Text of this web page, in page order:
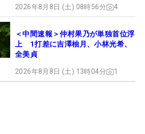
2026年8月8日 (土) 08時56分 4
＜中間速報＞仲村果乃が単独首位浮
上 1打差に吉澤柚月、小林光希、
全美貞
2026年8月8日 (土) 13時04分 1